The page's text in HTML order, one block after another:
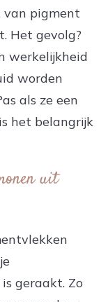
van pigment
Het gevolg?
werkelijkheid
worden
als ze een
het belangrijk
uit
is geraakt. Zo